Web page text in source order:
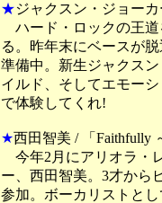
★ジャクスン・ジョー
ハード・ロックの王道
る。昨年末にベースが
準備中。新生ジャクス
イルド、そしてエモー
で体験してくれ!
★西田智美 / 「Faithfully
今年2月にアリオラ・
ー、西田智美。3才から
参加。ボーカリストと